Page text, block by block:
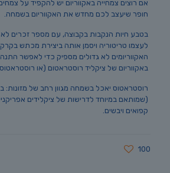
אם רוצים צמחייה באקווריום יש להקפיד על
חופר שיעצב לכם מחדש את האקווריום בשמחה.
בטבע חיות הנקבות בקבוצה, עם מספר זכרים
לעצמו טריטוריה ויסמן אותה ביצירת מכתש
האקווריומים לא גדולים מספיק כדי לאפשר
באקווריום של ציקליד רוסטראטום (או
רוסטראטוס יאכל בשמחה מגוון רחב של מזונות: בין
(שמותאם במיוחד לדרישות של ציקלידים
קפואים ויבשים.
100